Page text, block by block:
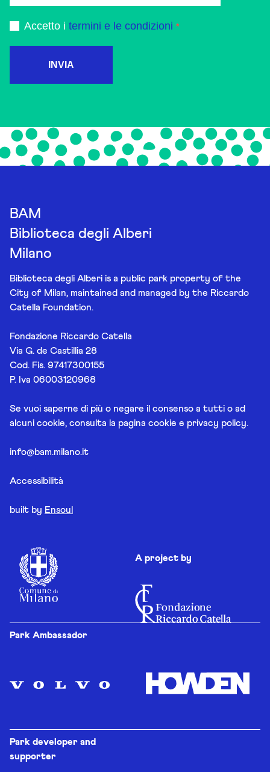
Accetto i termini e le condizioni
INVIA
BAM
Biblioteca degli Alberi
Milano
Biblioteca degli Alberi is a public park property of the
City of Milan, maintained and managed by the Riccardo
Catella Foundation.
Fondazione Riccardo Catella
Via G. de Castillia 28
Cod. Fis. 97417300155
P. Iva 06003120968
Se vuoi saperne di più o negare il consenso a tutti o ad
alcuni cookie, consulta la pagina cookie e privacy policy.
info@bam.milano.it
Accessibilità
built by Ensoul
A project by
Park Ambassador
Park developer and
supporter